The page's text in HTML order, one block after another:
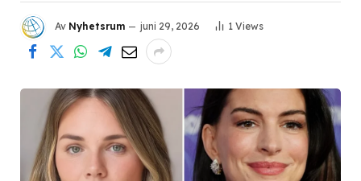
Av Nyhetsrum juni 29, 2026 1 Views